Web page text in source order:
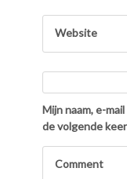
Mijn naam, e-
de volgende